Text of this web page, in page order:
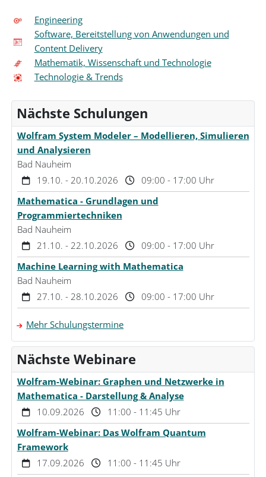
Engineering
Software, Bereitstellung von Anwendungen und
Content Delivery
Mathematik, Wissenschaft und Technologie
Technologie & Trends
Nächste Schulungen
Wolfram System Modeler – Modellieren, Simulieren
und Analysieren
Bad Nauheim
19.10. - 20.10.2026
09:00 - 17:00 Uhr
Mathematica - Grundlagen und
Programmiertechniken
Bad Nauheim
21.10. - 22.10.2026
09:00 - 17:00 Uhr
Machine Learning with Mathematica
Bad Nauheim
27.10. - 28.10.2026
09:00 - 17:00 Uhr
Mehr Schulungstermine
Nächste Webinare
Wolfram-Webinar: Graphen und Netzwerke in
Mathematica - Darstellung & Analyse
10.09.2026
11:00 - 11:45 Uhr
Wolfram-Webinar: Das Wolfram Quantum
Framework
17.09.2026
11:00 - 11:45 Uhr